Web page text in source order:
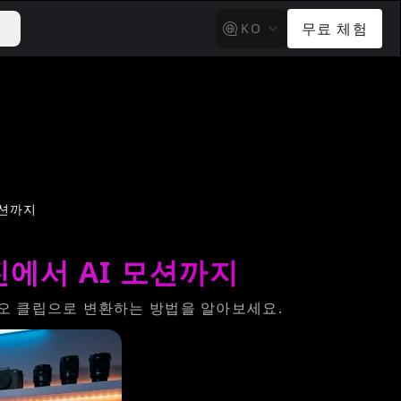
KO 무료 체험
까지
서 AI 모션까지
클립으로 변환하는 방법을 알아보세요.